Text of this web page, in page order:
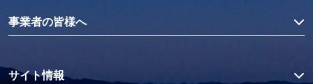
事業者の皆様へ
サイト情報